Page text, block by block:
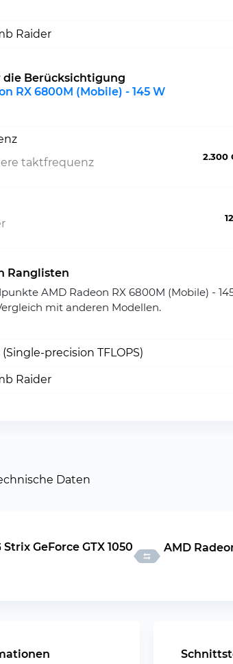
Raider
die Berücksichtigung
RX 6800M (Mobile) - 145 W
taktfrequenz
2.300
Ranglisten
AMD Radeon RX 6800M (Mobile) -
mit anderen Modellen.
precision TFLOPS)
Raider
Daten
Strix GeForce GTX 1050
AMD